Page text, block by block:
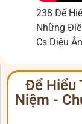
238 Để
Những
Cs Diệu
Để Hiểu
Niệm -